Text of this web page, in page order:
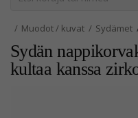
Muodot / kuvat Sydämet
Sydän
kultaa kanssa